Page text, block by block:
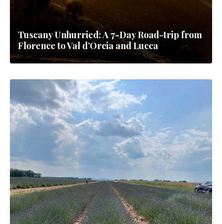
Tuscany Unhurried: A 7-Day Road-trip from
Florence to Val d’Orcia and Lucca